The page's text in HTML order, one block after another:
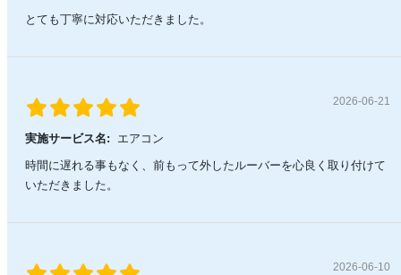
とても丁寧に対応いただきました。
2026-06-21
実施サービス名:
エアコン
時間に遅れる事もなく、前もって外したルーバーを心良く取り付けて
いただきました。
2026-06-10